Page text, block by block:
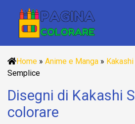
Home » Anime e Manga »
Semplice
Disegni di Kakashi
colorare